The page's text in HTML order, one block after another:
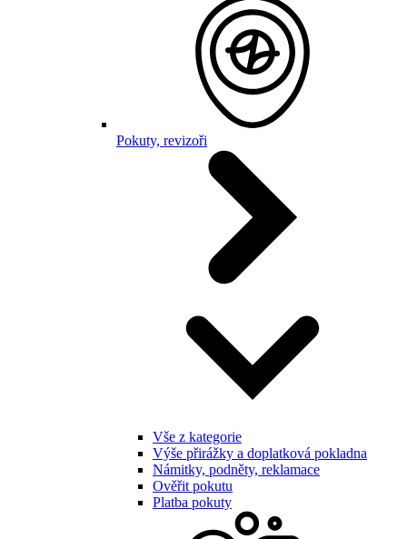
Pokuty, revizoři
Vše z kategorie
Výše přirážky a doplatková pokladna
Námitky, podněty, reklamace
Ověřit pokutu
Platba pokuty